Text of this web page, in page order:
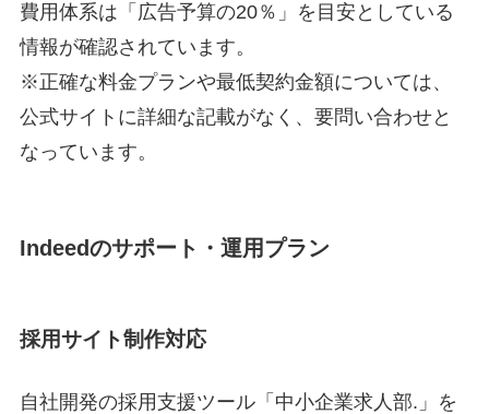
費用体系は「広告予算の20％」を目安としている
情報が確認されています。
※正確な料金プランや最低契約金額については、
公式サイトに詳細な記載がなく、要問い合わせと
なっています。
Indeedのサポート・運用プラン
採用サイト制作対応
自社開発の採用支援ツール「中小企業求人部.」を